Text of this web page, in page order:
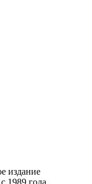
издание
1989 года.